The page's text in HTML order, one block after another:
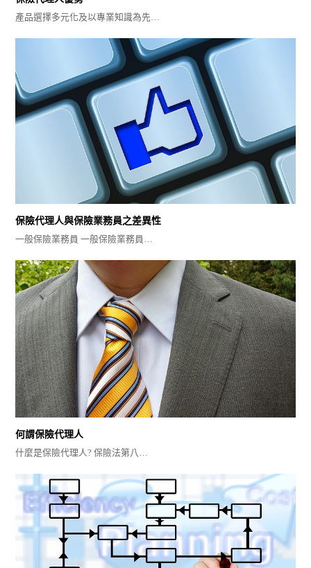
產品選擇多元化及以專業知識為先…
保險代理人與保險業務員之差異性
一般保險業務員 一般保險業務員…
何謂保險代理人
什麼是保險代理人? 保險法第八…